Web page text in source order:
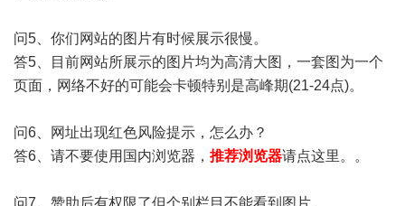
问5、你们网站的图片有时候展示很慢。
答5、目前网站所展示的图片均为高清大图，一套图为一个
页面，网络不好的可能会卡顿特别是高峰期(21-24点)。
问6、网址出现红色风险提示，怎么办？
答6、请不要使用国内浏览器， 推荐浏览器请点这里。。
问7、赞助后有权限了但个别栏目不能看到图片。